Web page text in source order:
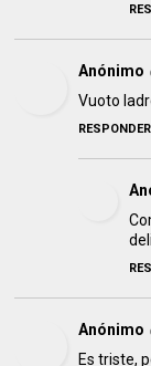
Anónimo
Vuoto
RESPONDER
Anónimo
Es triste,